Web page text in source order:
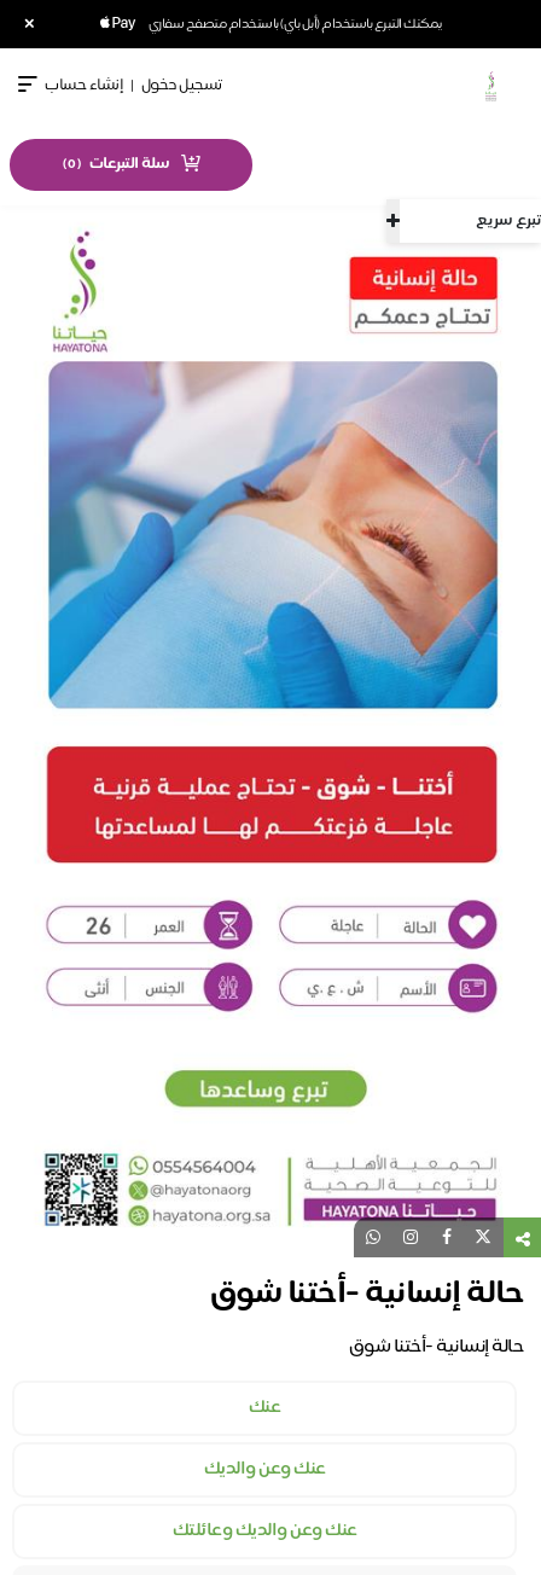
يمكنك التبرع باستخدام (أبل باي) باستخدام متصفح سفاري ×
تبرع سريع
تسجيل دخول | إنشاء حساب
سلة التبرعات (
0
)
حالة إنسانية -أختنا شوق
حالة إنسانية -أختنا شوق
عنك
عنك وعن والديك
عنك وعن والديك وعائلتك